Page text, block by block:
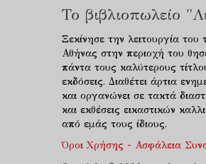
Το βιβλιοπωλείο
Ξεκίνησε την λειτουργία του
Αθήνας στην περιοχή του
πάντα τους καλύτερους
εκδόσεις. Διαθέτει άρτια
και οργανώνει σε τακτά
και εκθέσεις εικαστικών
από εμάς τους ίδιους.
Όροι Χρήσης - Ασφάλεια